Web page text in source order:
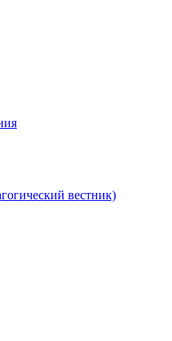
вестник)